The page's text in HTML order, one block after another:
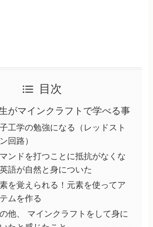
目次
がマインクラフトで学べる事
工学の勉強になる（レッドスト
回路）
ンドを打つことに抵抗がなくな
語が自然と身についた
を覚えられる！元素を使ってア
ムを作る
他、 マインクラフトをして身に